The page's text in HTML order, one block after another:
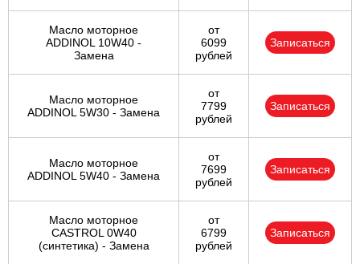
Масло моторное
ADDINOL 10W40 -
Замена
от
6099
рублей
Записаться
Масло моторное
ADDINOL 5W30 - Замена
от
7799
рублей
Записаться
Масло моторное
ADDINOL 5W40 - Замена
от
7699
рублей
Записаться
Масло моторное
CASTROL 0W40
(синтетика) - Замена
от
6799
рублей
Записаться